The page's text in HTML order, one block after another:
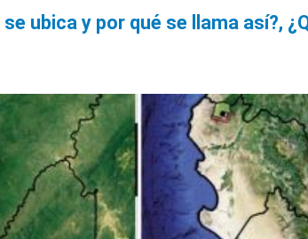
ubica y por qué se llama así?,